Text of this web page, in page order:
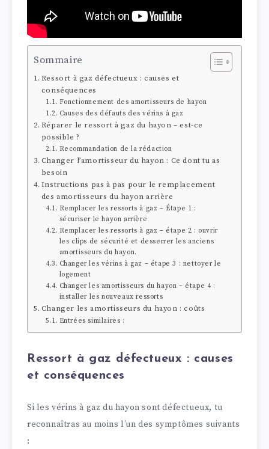
Sommaire
Ressort à gaz défectueux : causes et
conséquences
Fonctionnement des amortisseurs de hayon
Causes des défauts des vérins à gaz
Réparer le ressort à gaz du hayon – est-ce
possible ?
Recommandation de la rédaction
Changer l’amortisseur du hayon : Ce dont tu as
besoin
Instructions pas à pas pour le remplacement
des amortisseurs du hayon arrière
Remplacer les ressorts à gaz – Étape 1 :
sécuriser le hayon arrière
Remplacer les ressorts à gaz – étape 2 : ouvrir
les clips de sécurité et desserrer les anciens
amortisseurs du hayon.
Changer les vérins à gaz – étape 3 : nettoyer le
logement
Changer les amortisseurs du hayon – étape 4 :
installer les nouveaux ressorts
Changer les amortisseurs du hayon : coûts
Entrées similaires :
Ressort à gaz défectueux : causes
et conséquences
Si les vérins à gaz du hayon sont défectueux, tu
reconnaîtras au moins l’un des symptômes suivants
: